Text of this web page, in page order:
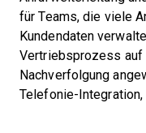
für Teams, die viele
Kundendaten
Vertriebsprozess auf
Nachverfolgung
Telefonie-Integration,